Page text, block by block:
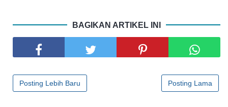
BAGIKAN ARTIKEL INI
Posting Lebih Baru Posting Lama